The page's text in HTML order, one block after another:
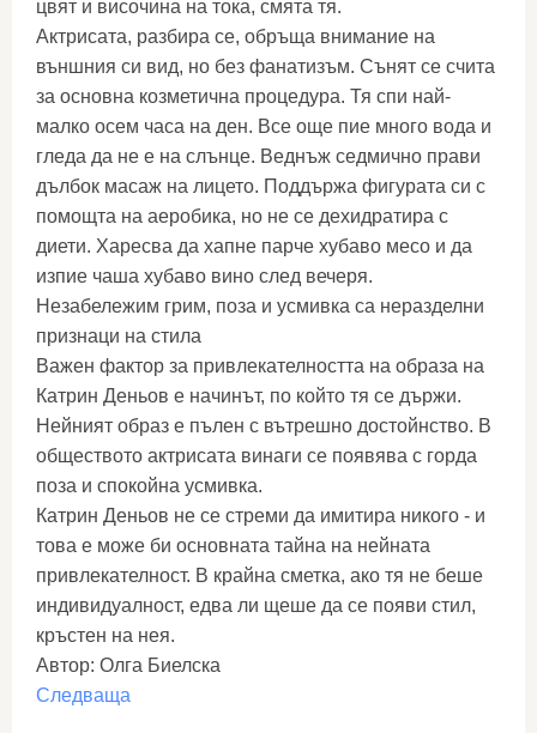
цвят и височина на тока, смята тя.
Актрисата, разбира се, обръща внимание на
външния си вид, но без фанатизъм. Сънят се счита
за основна козметична процедура. Тя спи най-
малко осем часа на ден. Все още пие много вода и
гледа да не е на слънце. Веднъж седмично прави
дълбок масаж на лицето. Поддържа фигурата си с
помощта на аеробика, но не се дехидратира с
диети. Харесва да хапне парче хубаво месо и да
изпие чаша хубаво вино след вечеря.
Незабележим грим, поза и усмивка са неразделни
признаци на стила
Важен фактор за привлекателността на образа на
Катрин Деньов е начинът, по който тя се държи.
Нейният образ е пълен с вътрешно достойнство. В
обществото актрисата винаги се появява с горда
поза и спокойна усмивка.
Катрин Деньов не се стреми да имитира никого - и
това е може би основната тайна на нейната
привлекателност. В крайна сметка, ако тя не беше
индивидуалност, едва ли щеше да се появи стил,
кръстен на нея.
Автор: Олга Биелска
Следваща